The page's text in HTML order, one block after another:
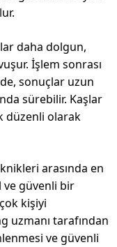
daha dolgun,
İşlem sonrası
sonuçlar uzun
sürebilir. Kaşlar
düzenli olarak
arasında en
güvenli bir
kişiyi
uzmanı tarafından
ve güvenli